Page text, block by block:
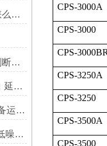
Tri-Clamp Gasket垫圈材质怎么选？EPDM、硅胶还是PTFE？
Tri-Clamp Gasket垫圈老化判断，定期更换维护要点
Carver压力机的预防性维护：延长使用寿命的技巧
Zero-Max联轴器如何提升设备运行精度？
解析Blacoh脉冲阻尼器对降低噪音的显著作用
CPS-3000A
CPS-3000
CPS-
CPS-3250A
CPS-3250
CPS-3500A
CPS-3500